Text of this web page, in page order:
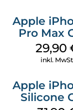
Apple
Pro Max
Case29,90
inkl.
Apple
Silicone